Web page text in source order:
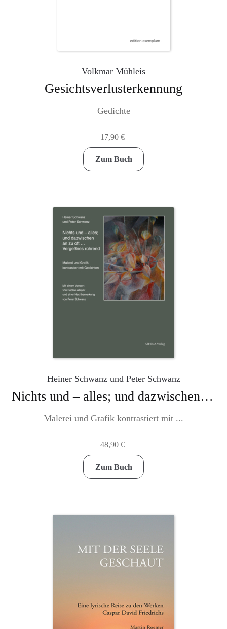
Volkmar Mühleis
Gesichtsverlusterkennung
Gedichte
17,90€
Zum Buch
Heiner Schwanz und Peter Schwanz
Nichts und – alles; und dazwischen an zu oft … Vergeßnes rührend
Malerei und Grafik kontrastiert mit ...
48,90€
Zum Buch